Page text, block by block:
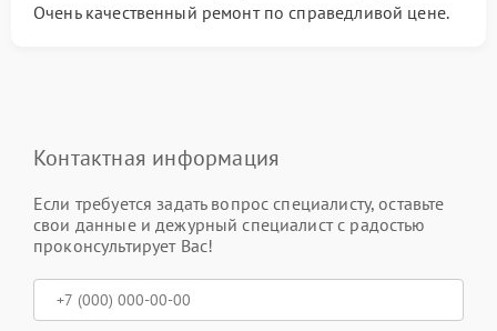
Очень качественный ремонт по справедливой цене.
Контактная информация
Если требуется задать вопрос специалисту, оставьте
свои данные и дежурный специалист с радостью
проконсультирует Вас!